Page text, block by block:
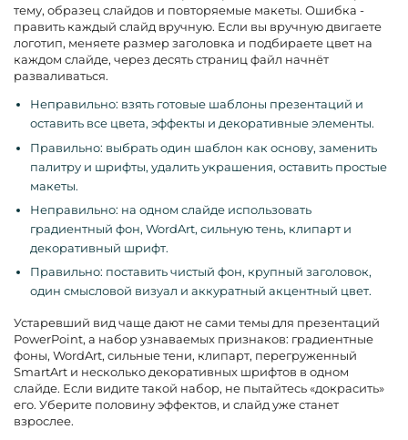
тему, образец слайдов и повторяемые макеты. Ошибка -
править каждый слайд вручную. Если вы вручную двигаете
логотип, меняете размер заголовка и подбираете цвет на
каждом слайде, через десять страниц файл начнёт
разваливаться.
Неправильно: взять готовые шаблоны презентаций и
оставить все цвета, эффекты и декоративные элементы.
Правильно: выбрать один шаблон как основу, заменить
палитру и шрифты, удалить украшения, оставить простые
макеты.
Неправильно: на одном слайде использовать
градиентный фон, WordArt, сильную тень, клипарт и
декоративный шрифт.
Правильно: поставить чистый фон, крупный заголовок,
один смысловой визуал и аккуратный акцентный цвет.
Устаревший вид чаще дают не сами темы для презентаций
PowerPoint, а набор узнаваемых признаков: градиентные
фоны, WordArt, сильные тени, клипарт, перегруженный
SmartArt и несколько декоративных шрифтов в одном
слайде. Если видите такой набор, не пытайтесь «докрасить»
его. Уберите половину эффектов, и слайд уже станет
взрослее.